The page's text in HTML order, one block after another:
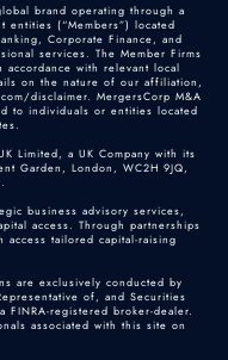
brand operating through a
(“Members”) located
Corporate Finance, and
services. The Member Firms
accordance with relevant local
on the nature of our affiliation,
disclaimer. MergersCorp M&A
to individuals or entities located
Limited, a UK Company with its
Garden, London, WC2H 9JQ,
business advisory services,
access. Through partnerships
tailored capital-raising
are exclusively conducted by
of, and Securities
registered broker-dealer.
associated with this site on